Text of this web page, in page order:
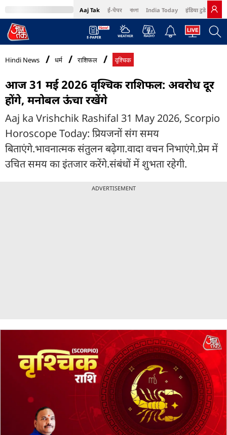
Aaj Tak ई-पेपर বাংলা India Today इंडिया टुडे हिंदी
MumbaiTak Cosmopolitan Harper's Bazaar Northeast
Hindi News धर्म राशिफल वृश्चिक
आज 31 मई 2026 वृश्चिक राशिफल: अवरोध दूर
होंगे, मनोबल ऊंचा रखेंगे
Aaj ka Vrishchik Rashifal 31 May 2026, Scorpio
Horoscope Today: प्रियजनों संग समय
बिताएंगे.भावनात्मक संतुलन बढ़ेगा.वादा वचन निभाएंगे.प्रेम में
उचित समय का इंतजार करेंगे.संबंधों में शुभता रहेगी.
ADVERTISEMENT